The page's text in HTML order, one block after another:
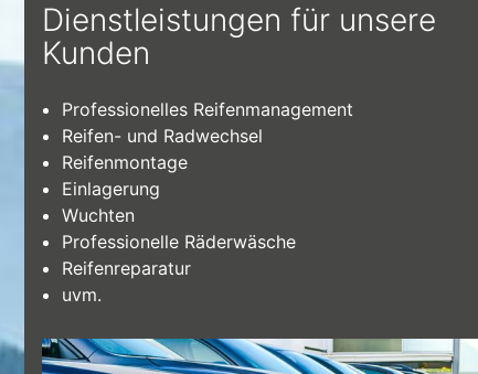
Dienstleistungen für unsere
Kunden
Professionelles Reifenmanagement
Reifen- und Radwechsel
Reifenmontage
Einlagerung
Wuchten
Professionelle Räderwäsche
Reifenreparatur
uvm.
Dienstleistungen für unsere Flottenkunden.jpg